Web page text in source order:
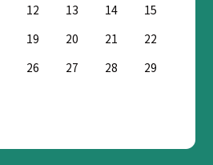
12 13 14
15
19 20 21
22
26 27 28
29